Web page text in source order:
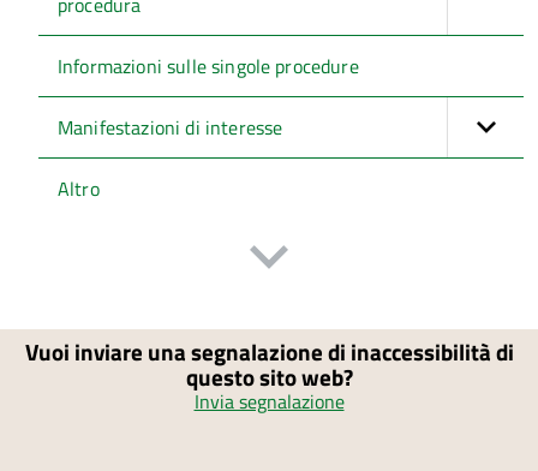
Informazioni sulle singole procedure
Manifestazioni di interesse
Altro
Vuoi inviare una segnalazione di inaccessibilità di
questo sito web?
Invia segnalazione